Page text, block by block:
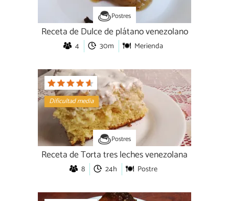
Postres
Receta de Dulce de plátano venezolano
4 30m Merienda
Dificultad media
Postres
Receta de Torta tres leches venezolana
8 24h Postre